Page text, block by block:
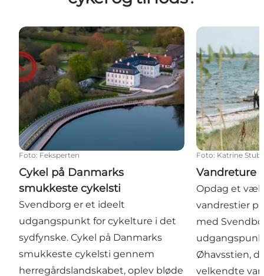
Cykel på Danmarks smukkeste cykelsti
Foto: Feksperten
Cykel på Danmarks
smukkeste cykelsti
Svendborg er et ideelt
udgangspunkt for cykelture i det
sydfynske. Cykel på Danmarks
smukkeste cykelsti gennem
herregårdslandskabet, oplev bløde
Vandreture
Foto: Katrine
Vandreture
Opdag et
vandrestier
med
Øhavsstien,
velkendte